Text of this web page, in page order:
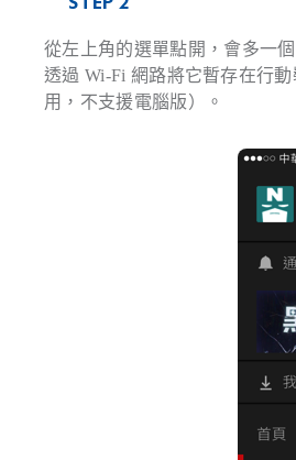
從左上角的選單點開，會多一個
透過 Wi-Fi 網路將它暫存在行
用，不支援電腦版）。